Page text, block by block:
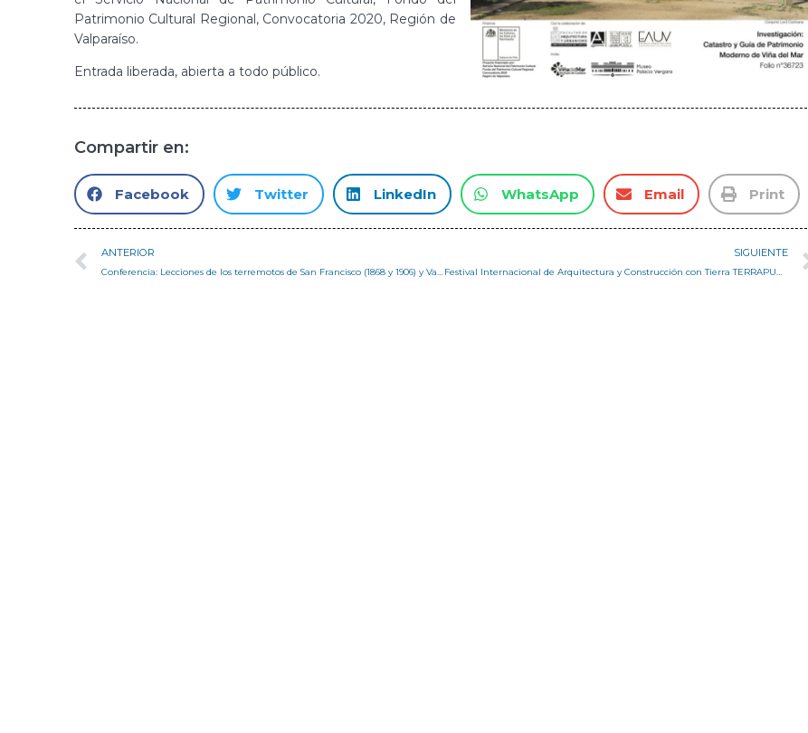
Patrimonio Cultural Regional, Convocatoria 2020, Región de
Valparaíso.
Entrada liberada, abierta a todo público.
Compartir en:
Facebook Twitter LinkedIn WhatsApp Email Print
ANTERIOR
Conferencia: Lecciones de los terremotos de San Francisco (1868 y 1906) y Valparaíso (1906, 1985 y 2010)
SIGUIENTE
Festival Internacional de Arquitectura y Construcción con Tierra TERRAPUERTO